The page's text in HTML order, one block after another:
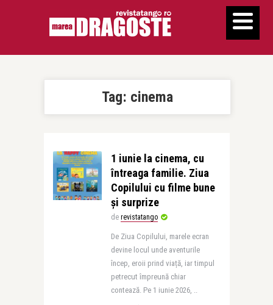
Tag: cinema
1 iunie la cinema, cu
întreaga familie. Ziua
Copilului cu filme bune
și surprize
de revistatango
De Ziua Copilului, marele ecran
devine locul unde aventurile
încep, eroii prind viață, iar timpul
petrecut împreună chiar
contează. Pe 1 iunie 2026, ..